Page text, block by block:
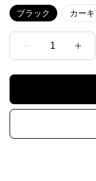
ブラック カーキ
1